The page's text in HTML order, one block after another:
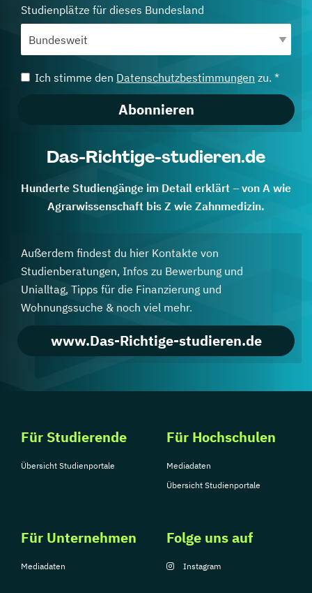
Studienplätze für dieses Bundesland
Ich stimme den Datenschutzbestimmungen zu. *
Abonnieren
Das-Richtige-studieren.de
Hunderte Studiengänge im Detail erklärt – von A wie
Agrarwissenschaft bis Z wie Zahnmedizin.
Außerdem findest du hier Kontakte von
Studienberatungen, Infos zu Bewerbung und
Unialltag, Tipps für die Finanzierung und
Wohnungssuche & noch viel mehr.
www.Das-Richtige-studieren.de
Für Studierende
Übersicht Studienportale
Für Hochschulen
Mediadaten
Übersicht Studienportale
Für Unternehmen
Mediadaten
Folge uns auf
Instagram